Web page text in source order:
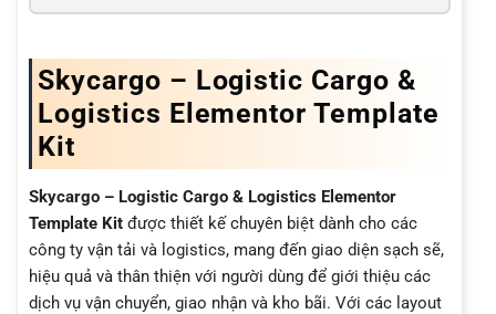
Skycargo – Logistic Cargo &
Logistics Elementor Template
Kit
Skycargo – Logistic Cargo & Logistics Elementor
Template Kit được thiết kế chuyên biệt dành cho các
công ty vận tải và logistics, mang đến giao diện sạch sẽ,
hiệu quả và thân thiện với người dùng để giới thiệu các
dịch vụ vận chuyển, giao nhận và kho bãi. Với các layout